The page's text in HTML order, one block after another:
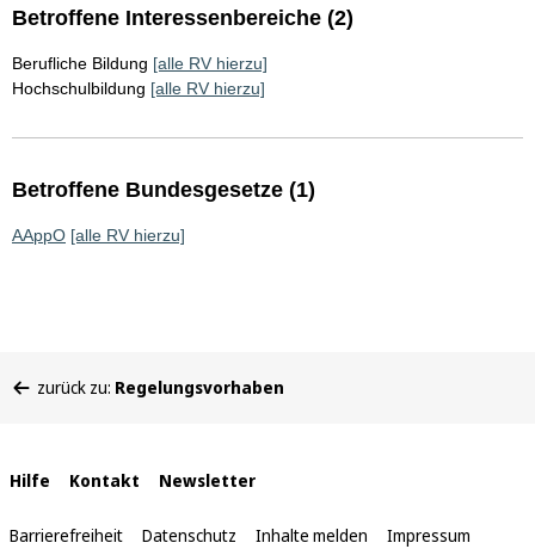
Betroffene Interessenbereiche (2)
Berufliche Bildung [alle RV hierzu]
Hochschulbildung [alle RV hierzu]
Betroffene Bundesgesetze (1)
AAppO [alle RV hierzu]
befinden
zurück zu: Regelungsvorhaben
Interne
Links
Hilfe Kontakt Newsletter
Barrierefreiheit Datenschutz Inhalte melden Impressum